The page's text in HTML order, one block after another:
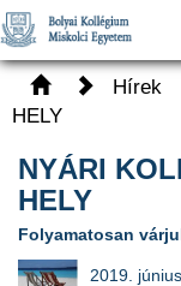
Hírek
HELY
NYÁRI
HELY
Folyamatosan
2019.